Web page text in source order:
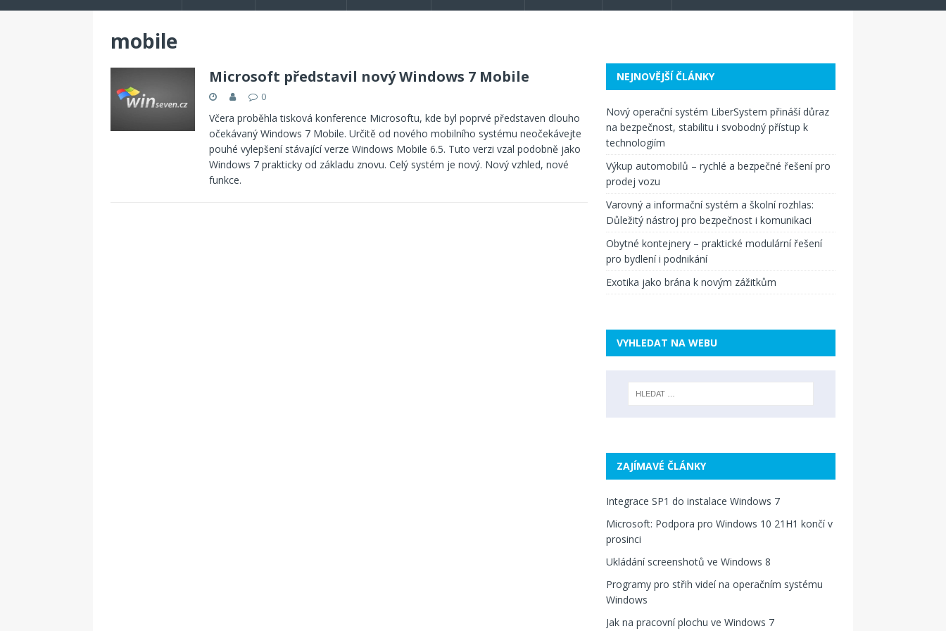
mobile
Microsoft představil nový Windows 7 Mobile
0
Včera proběhla tisková konference Microsoftu, kde byl poprvé představen dlouho
očekávaný Windows 7 Mobile. Určitě od nového mobilního systému neočekávejte
pouhé vylepšení stávající verze Windows Mobile 6.5. Tuto verzi vzal podobně jako
Windows 7 prakticky od základu znovu. Celý systém je nový. Nový vzhled, nové
funkce.
NEJNOVĚJŠÍ ČLÁNKY
Nový operační systém LiberSystem přináší důraz
na bezpečnost, stabilitu i svobodný přístup k
technologiím
Výkup automobilů – rychlé a bezpečné řešení pro
prodej vozu
Varovný a informační systém a školní rozhlas:
Důležitý nástroj pro bezpečnost i komunikaci
Obytné kontejnery – praktické modulární řešení
pro bydlení i podnikání
Exotika jako brána k novým zážitkům
VYHLEDAT NA WEBU
ZAJÍMAVÉ ČLÁNKY
Integrace SP1 do instalace Windows 7
Microsoft: Podpora pro Windows 10 21H1 končí v
prosinci
Ukládání screenshotů ve Windows 8
Programy pro střih videí na operačním systému
Windows
Jak na pracovní plochu ve Windows 7